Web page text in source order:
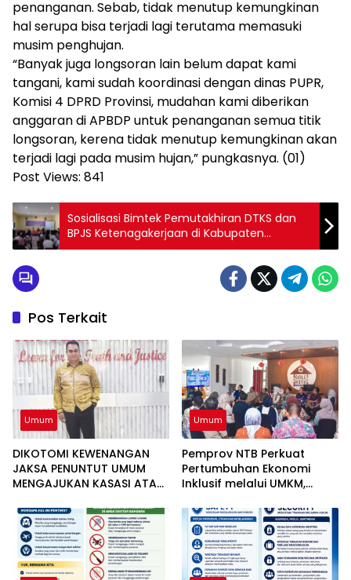
penanganan. Sebab, tidak menutup kemungkinan
hal serupa bisa terjadi lagi terutama memasuki
musim penghujan.
“Banyak juga longsoran lain belum dapat kami
tangani, kami sudah koordinasi dengan dinas PUPR,
Komisi 4 DPRD Provinsi, mudahan kami diberikan
anggaran di APBDP untuk penanganan semua titik
longsoran, kerena tidak menutup kemungkinan akan
terjadi lagi pada musim hujan,” pungkasnya. (01)
Post Views: 841
Sosialisasi Bimtek Pemutakhiran DTKS dan
BPJS Ketenagakerjaan di Kabupaten
Sumbawa
Pos Terkait
Umum
DIKOTOMI KEWENANGAN
JAKSA PENUNTUT UMUM
MENGAJUKAN KASASI ATAS
ANGGOTA DPRD NTB DALAM
PERKARA TINDAK PIDANA
GRATIFIKASI
Umum
Pemprov NTB Perkuat
Pertumbuhan Ekonomi
Inklusif melalui UMKM,
Semester I 2026 Capai
51,26 Persen